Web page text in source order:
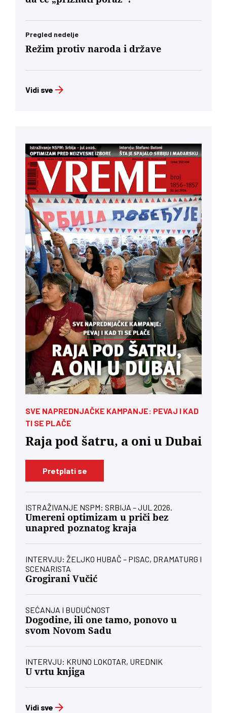
Pregled nedelje
Režim protiv naroda i države
Vidi sve
SVE NAPREDNJAČKE KAMPANJE: PEVAJ I KAD
TI SE PLAČE
Raja pod šatru, a oni u Dubai
Pretplati se
ISTRAŽIVANJE NSPM: SRBIJA – JUL 2026.
Umereni optimizam u priči bez
unapred poznatog kraja
INTERVJU: ŽELJKO HUBAČ – PISAC, DRAMATURG I
SCENARISTA
Grogirani Vučić
SEĆANJA I BUDUĆNOST
Dogodine, ili one tamo, ponovo u
svom Novom Sadu
INTERVJU: KRUNO LOKOTAR, UREDNIK
U vrtu knjiga
Vidi sve